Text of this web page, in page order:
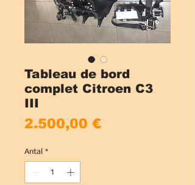
Tableau de bord
complet Citroen C3
III
2.500,00 €
Antal *